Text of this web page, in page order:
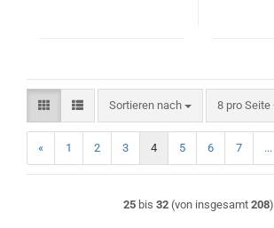
Sortieren nach
Sortieren nach 8 pro Seite
pro Seite
« 1 2 3 4 5 6 7 ...
25 bis 32 (von insgesamt 208)